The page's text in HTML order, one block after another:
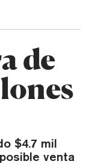
de
$4.7 mil
venta